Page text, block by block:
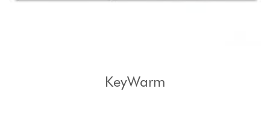
KeyWarm